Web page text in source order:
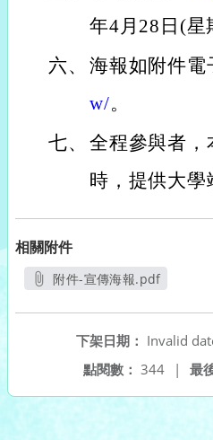
年4月28日(星
六、 海報如附件電
w/。
七、 全程參與者，
時，提供大學
相關附件
附件-宣傳海報.pdf
下架日期： Invalid
最
點閱數： 344 |